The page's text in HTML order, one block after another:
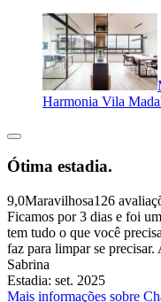
Harmonia Vila
Ótima estadia.
9,0Maravilhosa126
Ficamos por 3 dias e foi
tem tudo o que você
faz para limpar se
Sabrina
Estadia: set. 2025
Mais informações sobre